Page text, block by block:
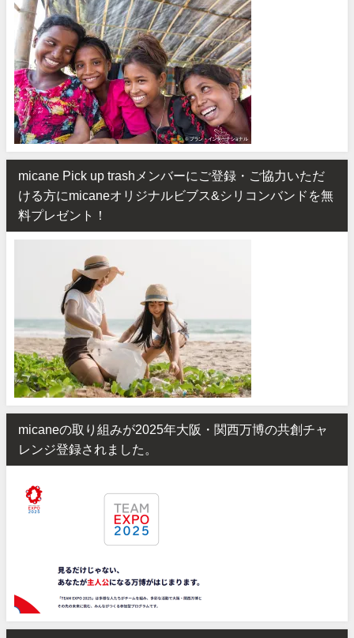
micane Pick up trashメンバーにご登録・ご協力いただ
ける方にmicaneオリジナルビブス&シリコンバンドを無
料プレゼント！
micaneの取り組みが2025年大阪・関西万博の共創チャ
レンジ登録されました。